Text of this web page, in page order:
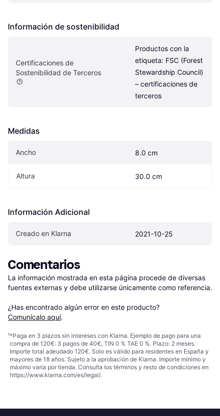
Información de sostenibilidad
Certificaciones de
Sostenibilidad de Terceros
Productos con la
etiqueta: FSC (Forest
Stewardship Council)
– certificaciones de
terceros
Medidas
Ancho 8.0 cm
Altura 30.0 cm
Información Adicional
Creado en Klarna 2021-10-25
Comentarios
La información mostrada en esta página procede de diversas
fuentes externas y debe utilizarse únicamente como referencia.
¿Has encontrado algún error en este producto?
Comunícalo aquí.
¹*Paga en 3 plazos sin intereses con Klarna. Ejemplo de pago para una
compra de 120€: 3 pagos de 40€, TIN 0 % TAE 0 %. Plazo: 2 meses.
Importe total adeudado 120€. Solo es válido para residentes en España y
mayores de 18 años. Sujeto a la aprobación de Klarna. Importe mínimo y
máximo varía por tienda. Consulta los términos y resto de condiciones en
https://www.klarna.com/es/legal/.